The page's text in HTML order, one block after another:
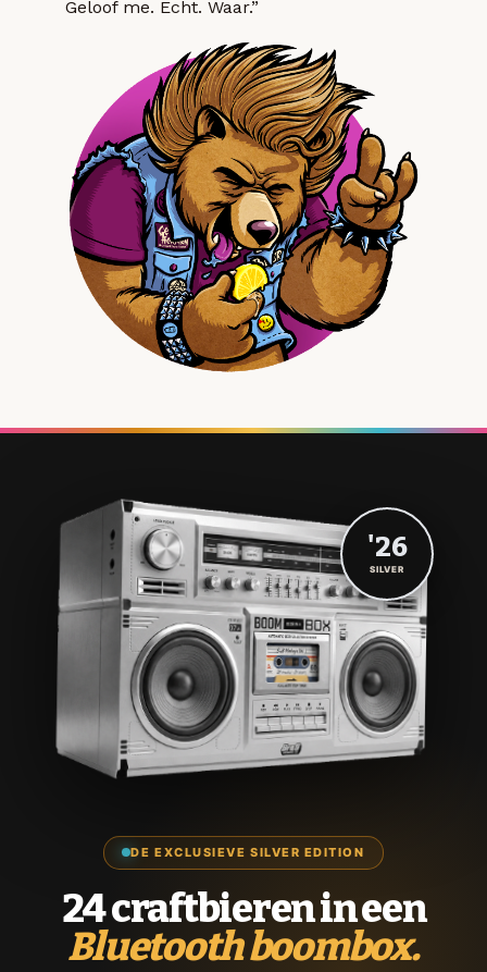
Geloof me. Echt. Waar.”
DE EXCLUSIEVE SILVER EDITION
24 craftbieren in een
Bluetooth boombox.
'26
SILVER